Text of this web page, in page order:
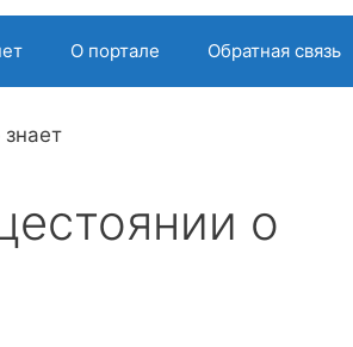
О портале Обратная связь
о